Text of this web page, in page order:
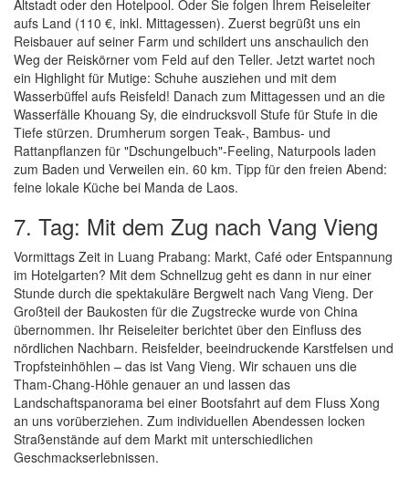
Altstadt oder den Hotelpool. Oder Sie folgen Ihrem Reiseleiter
aufs Land (110 €, inkl. Mittagessen). Zuerst begrüßt uns ein
Reisbauer auf seiner Farm und schildert uns anschaulich den
Weg der Reiskörner vom Feld auf den Teller. Jetzt wartet noch
ein Highlight für Mutige: Schuhe ausziehen und mit dem
Wasserbüffel aufs Reisfeld! Danach zum Mittagessen und an die
Wasserfälle Khouang Sy, die eindrucksvoll Stufe für Stufe in die
Tiefe stürzen. Drumherum sorgen Teak-, Bambus- und
Rattanpflanzen für "Dschungelbuch"-Feeling, Naturpools laden
zum Baden und Verweilen ein. 60 km. Tipp für den freien Abend:
feine lokale Küche bei Manda de Laos.
7. Tag: Mit dem Zug nach Vang Vieng
Vormittags Zeit in Luang Prabang: Markt, Café oder Entspannung
im Hotelgarten? Mit dem Schnellzug geht es dann in nur einer
Stunde durch die spektakuläre Bergwelt nach Vang Vieng. Der
Großteil der Baukosten für die Zugstrecke wurde von China
übernommen. Ihr Reiseleiter berichtet über den Einfluss des
nördlichen Nachbarn. Reisfelder, beeindruckende Karstfelsen und
Tropfsteinhöhlen – das ist Vang Vieng. Wir schauen uns die
Tham-Chang-Höhle genauer an und lassen das
Landschaftspanorama bei einer Bootsfahrt auf dem Fluss Xong
an uns vorüberziehen. Zum individuellen Abendessen locken
Straßenstände auf dem Markt mit unterschiedlichen
Geschmackserlebnissen.